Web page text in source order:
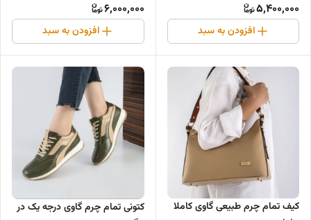
5,400,000
افزودن به سبد
6,000,000
افزودن به سبد
کیف تمام چرم طبیعی گاوی کاملا
کتونی تمام چرم گاوی درجه یک در